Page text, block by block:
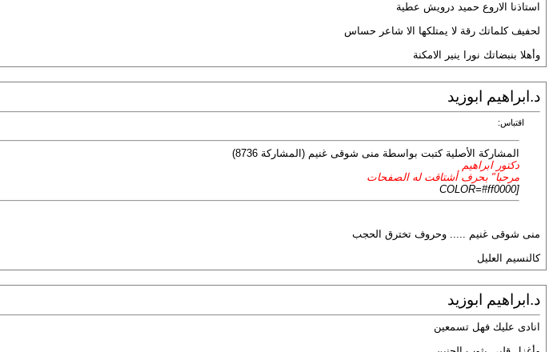
استاذنا الاروع حميد درويش عطية
لحفيف كلماتك رقة لا يمتلكها الا شاعر حساس
وأهلا بنبضاتك نورا ينير الامكنة
د.ابراهيم ابوزيد
اقتباس:
المشاركة الأصلية كتبت بواسطة منى شوقى غنيم (المشاركة 8736)
دكتور ابراهيم
مرحبا" بحرف أشتاقت له الصفحات
[COLOR=#ff0000
منى شوقى غنيم ..... وحروف تخترق الحجب
كالنسيم العليل
د.ابراهيم ابوزيد
انادى عليك فهل تسمعين